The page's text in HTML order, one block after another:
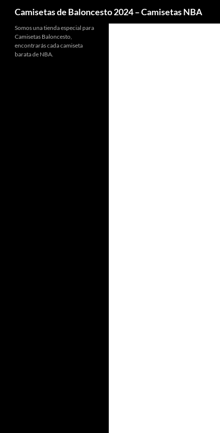
Camisetas de Baloncesto 2024 – Camisetas NBA
Somos una tienda especial para
Camisetas Baloncesto,
encontrarás cada camiseta
barata de NBA.